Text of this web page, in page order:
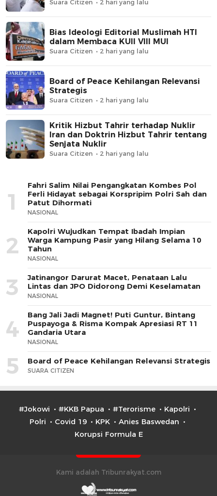
Suara Citizen 2 hari yang lalu
Bias Ideologi Editorial Muslimah HTI
dalam Membaca KUII VIII MUI
Suara Citizen 2 hari yang lalu
Board of Peace Kehilangan Relevansi
Strategis
Suara Citizen 2 hari yang lalu
Kritik Hizbut Tahrir terhadap Nuklir
Iran dan Doktrin Hizbut Tahrir tentang
Senjata Nuklir
Suara Citizen 2 hari yang lalu
1
Fahri Salim Nilai Pengangkatan Kombes Pol
Ferli Hidayat sebagai Korspripim Polri Sah dan
Patut Dihormati
NASIONAL
2
Kapolri Wujudkan Tempat Ibadah Impian
Warga Kampung Pasir yang Hilang Selama 10
Tahun
NASIONAL
3
Jatinangor Darurat Macet, Penataan Lalu
Lintas dan JPO Didorong Demi Keselamatan
NASIONAL
4
Bang Jali Jadi Magnet! Puti Guntur, Bintang
Puspayoga & Risma Kompak Apresiasi RT 11
Gandaria Utara
NASIONAL
5 Board of Peace Kehilangan Relevansi Strategis
SUARA CITIZEN
#Jokowi #KKB Papua #Terorisme
Kapolri
Polri
Covid 19 KPK
Anies Baswedan
Korupsi Formula E
Kami adalah Tribunrakyat.com